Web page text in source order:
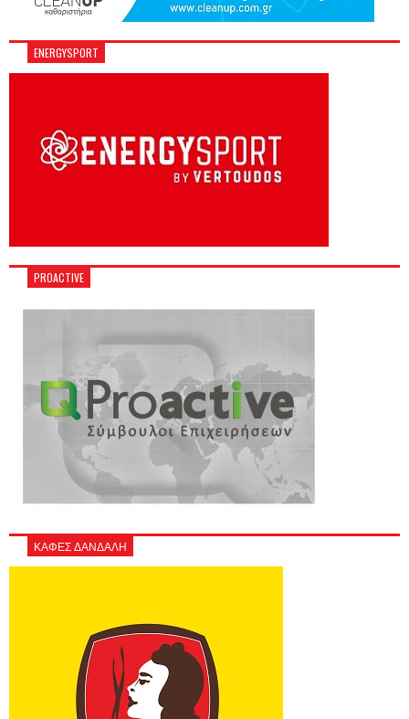
ENERGYSPORT
PROACTIVE
ΚΑΦΕΣ ΔΑΝΔΑΛΗ